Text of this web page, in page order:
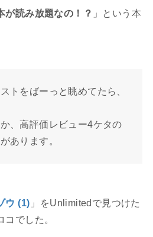
が読み放題なの！？ 」という本
トをばーっと眺めてたら、
、高評価レビュー4ケタの
あります。
ウ (1) 」をUnlimitedで見つけた
でした。